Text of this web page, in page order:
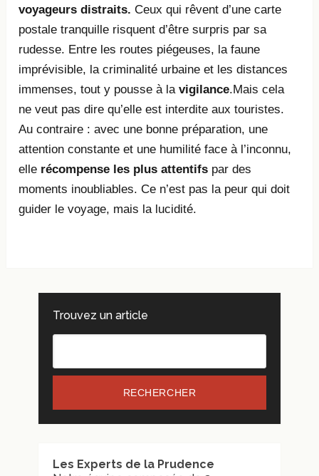
voyageurs distraits. Ceux qui rêvent d’une carte
postale tranquille risquent d’être surpris par sa
rudesse. Entre les routes piégeuses, la faune
imprévisible, la criminalité urbaine et les distances
immenses, tout y pousse à lavigilance.Mais cela
ne veut pas dire qu’elle est interdite aux touristes.
Au contraire : avec une bonne préparation, une
attention constante et une humilité face à l’inconnu,
elle récompense les plus attentifs par des
moments inoubliables. Ce n’est pas la peur qui doit
guider le voyage, mais la lucidité.
Trouvez un article
RECHERCHER
Les Experts de la Prudence